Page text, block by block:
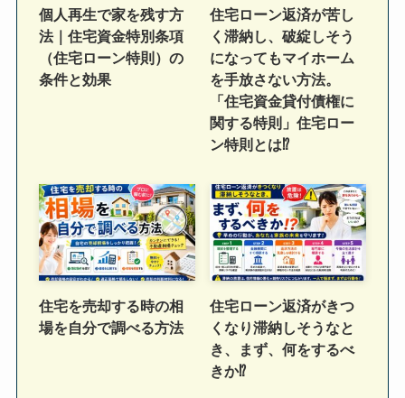
個人再生で家を残す方
法｜住宅資金特別条項
（住宅ローン特則）の
条件と効果
住宅ローン返済が苦し
く滞納し、破綻しそう
になってもマイホーム
を手放さない方法。
「住宅資金貸付債権に
関する特則」住宅ロー
ン特則とは⁉
住宅を売却する時の相
場を自分で調べる方法
住宅ローン返済がきつ
くなり滞納しそうなと
き、まず、何をするべ
きか⁉